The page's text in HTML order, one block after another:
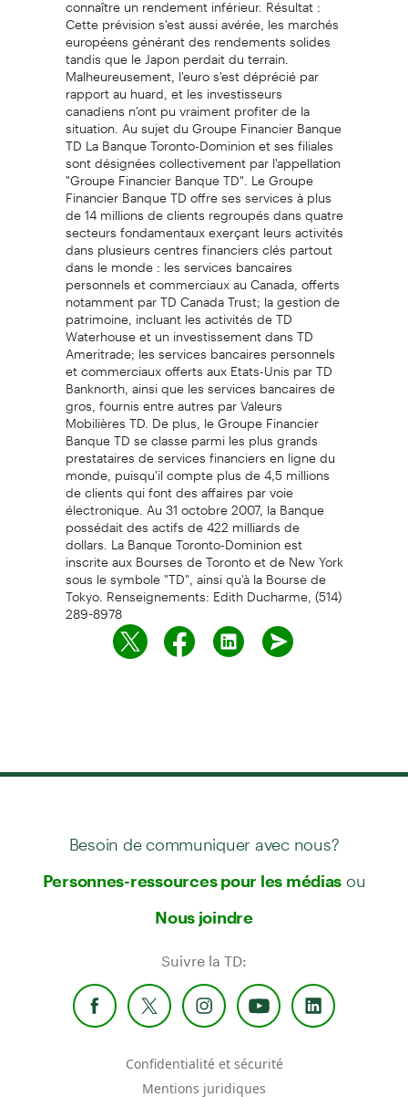
Besoin de communiquer avec nous?
Personnes-ressources pour les médias ou
Nous joindre
Suivre la TD:
Confidentialité et sécurité
Mentions juridiques